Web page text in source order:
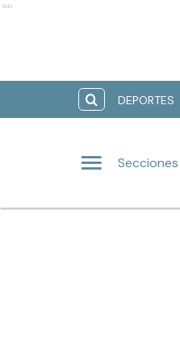
Ads
DEPORTES
Secciones